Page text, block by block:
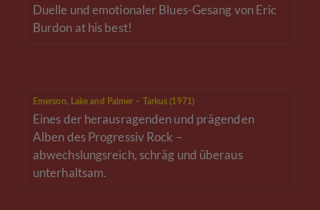
Duelle und emotionaler Blues-Gesang von Eric
Burdon at his best!
Emerson, Lake and Palmer – Tarkus (1971)
Eines der herausragenden und prägenden
Alben des Progressiv Rock –
abwechslungsreich, schräg und überaus
unterhaltsam.